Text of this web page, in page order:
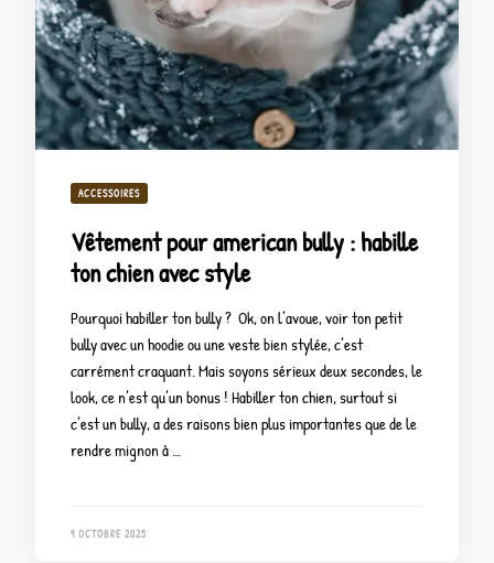
ACCESSOIRES
Vêtement pour american bully : habille
ton chien avec style
Pourquoi habiller ton bully ? Ok, on l’avoue, voir ton petit
bully avec un hoodie ou une veste bien stylée, c’est
carrément craquant. Mais soyons sérieux deux secondes, le
look, ce n’est qu’un bonus ! Habiller ton chien, surtout si
c’est un bully, a des raisons bien plus importantes que de le
rendre mignon à …
9 OCTOBRE 2025